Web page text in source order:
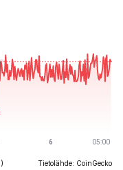
Tietolähde: CoinGecko